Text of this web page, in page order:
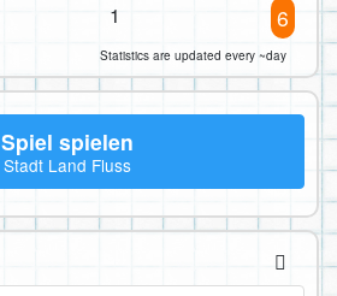
1 6
Statistics are updated every ~day
Spiel spielen
Stadt Land Fluss